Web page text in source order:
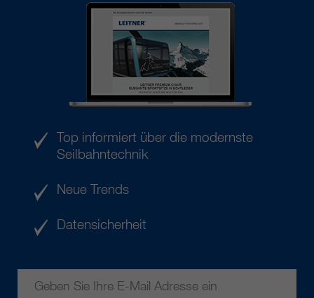
Top informiert über die modernste
Seilbahntechnik
Neue Trends
Datensicherheit